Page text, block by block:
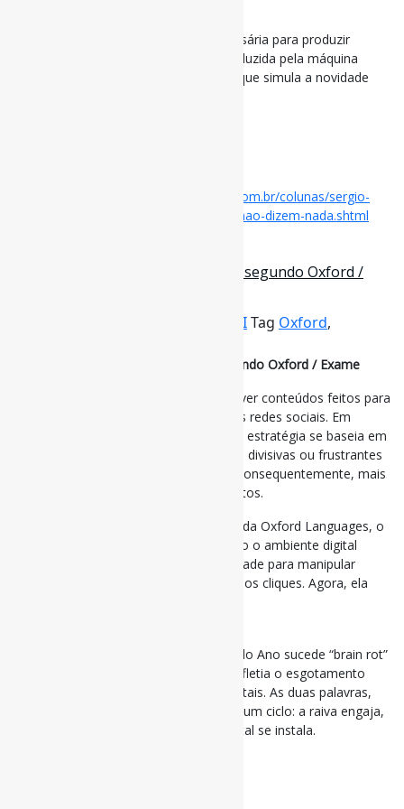
É como se a sobra de linguagem necessária para produzir
sentido crítico-histórico tivesse sido abduzida pela máquina
discursiva engendrada pelas big techs, que simula a novidade
https://www1.folha.uol.com.br/colunas/sergio-
rodrigues/2025/12/palavras-do-ano-ja-nao-dizem-nada.shtml
O que é ‘rage bait’, palavra do ano segundo Oxford /
Informe-CITag Oxford,
O que é ‘rage bait’, palavra do ano segundo Oxford / Exame
Rage bait é o termo usado para descrever conteúdos feitos para
provocar raiva e gerar engajamento nas redes sociais. Em
tradução livre, significa “isca da raiva”. A estratégia se baseia em
publicações deliberadamente ofensivas, divisivas ou frustrantes
que incentivam reações intensas — e, consequentemente, mais
cliques, comentários e compartilhamentos.
Segundo Casper Grathwohl, presidente da Oxford Languages, o
crescimento da expressão mostra como o ambiente digital
passou de chamar atenção por curiosidade para manipular
emoções. “Antes, a internet queria nossos cliques. Agora, ela
A escolha de “rage bait” como Palavra do Ano sucede “brain rot”
(“mente podre”), eleita em 2024, que refletia o esgotamento
causado pelo excesso de estímulos digitais. As duas palavras,
segundo os os organizadores, formam um ciclo: a raiva engaja,
o algoritmo amplifica e o cansaço mental se instala.